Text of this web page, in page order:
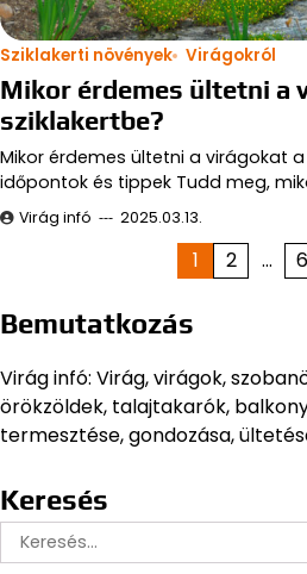
Sziklakerti növények Virágokról
Mikor érdemes ültetni a
sziklakertbe?
Mikor érdemes ültetni a virágokat
időpontok és tippek Tudd meg,
Virág infó 2025.03.13.
lapozása
1 2 … 6
Bemutatkozás
Virág infó: Virág, virágok,
örökzöldek, talajtakarók,
termesztése, gondozása,
Keresés
Keresés: